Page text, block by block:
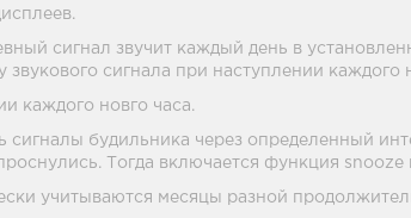
сигнал звучит каждый день в
сигнала при наступлении каждого
каждого новго часа.
сигналы будильника через определенный
Тогда включается функция
учитываются месяцы разной